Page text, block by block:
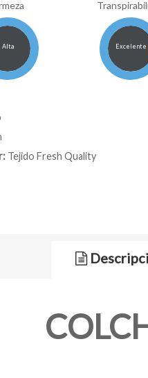
Alta Excelente
Tejido Fresh Quality